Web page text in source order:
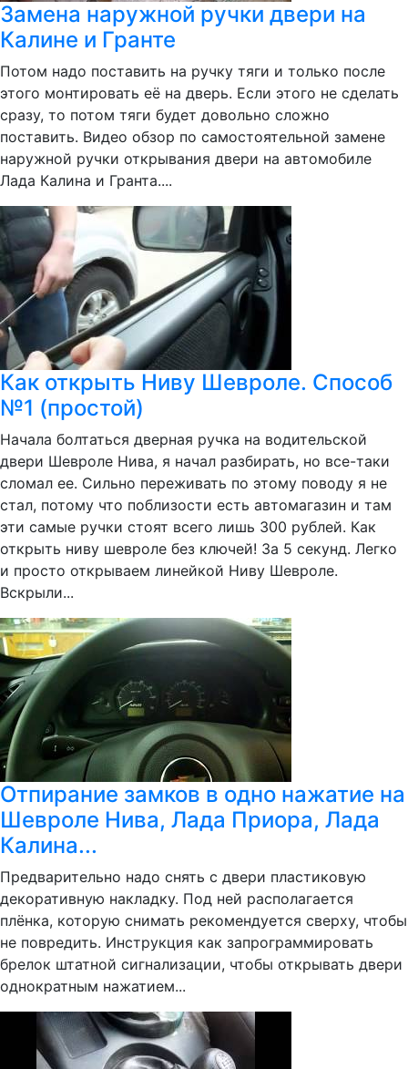
Замена наружной ручки двери на
Калине и Гранте
Потом надо поставить на ручку тяги и только после
этого монтировать её на дверь. Если этого не сделать
сразу, то потом тяги будет довольно сложно
поставить. Видео обзор по самостоятельной замене
наружной ручки открывания двери на автомобиле
Лада Калина и Гранта....
Как открыть Ниву Шевроле. Способ
№1 (простой)
Начала болтаться дверная ручка на водительской
двери Шевроле Нива, я начал разбирать, но все-таки
сломал ее. Сильно переживать по этому поводу я не
стал, потому что поблизости есть автомагазин и там
эти самые ручки стоят всего лишь 300 рублей. Как
открыть ниву шевроле без ключей! За 5 секунд. Легко
и просто открываем линейкой Ниву Шевроле.
Вскрыли...
Отпирание замков в одно нажатие на
Шевроле Нива, Лада Приора, Лада
Калина...
Предварительно надо снять с двери пластиковую
декоративную накладку. Под ней располагается
плёнка, которую снимать рекомендуется сверху, чтобы
не повредить. Инструкция как запрограммировать
брелок штатной сигнализации, чтобы открывать двери
однократным нажатием...